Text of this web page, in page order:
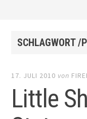
SCHLAGWORT /
17. JULI 2010 von
Little